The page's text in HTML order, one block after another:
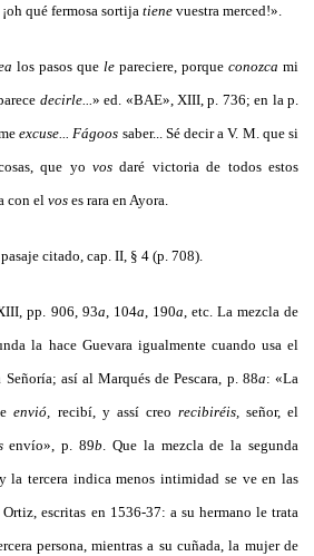
qué fermosa sortija tiene vuestra merced!».
los pasos que le pareciere, porque co­nozca mi
decirle... » ed. «BAE», XIII, p. 736; en la p.
excuse... Fágoos saber... Sé decir a V. M. que si
que yo vosdaré victoria de todos estos
con el vos es rara en Ayora.
citado, cap. II, § 4 (p. 708).
pp. 906, 93a , 104a , 190a , etc. La mez­cla de
la hace Guevara igualmente cuando usa el
así al Marqués de Pescara, p. 88a: «La
envió, recibí, y assí creo recibiréis, señor, el
envío», p. 89b . Que la mezcla de la segunda
la tercera indica menos intimidad se ve en las
Ortiz, escri­tas en 1536-37: a su hermano le trata
persona, mientras a su cuñada, la mujer de